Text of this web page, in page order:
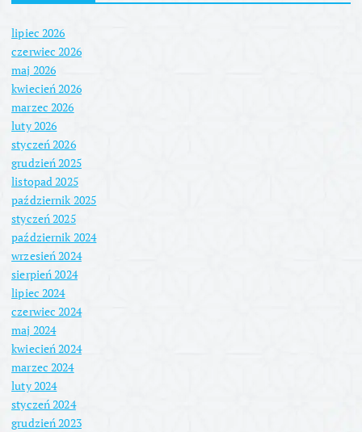
lipiec 2026
czerwiec 2026
maj 2026
kwiecień 2026
marzec 2026
luty 2026
styczeń 2026
grudzień 2025
listopad 2025
październik 2025
styczeń 2025
październik 2024
wrzesień 2024
sierpień 2024
lipiec 2024
czerwiec 2024
maj 2024
kwiecień 2024
marzec 2024
luty 2024
styczeń 2024
grudzień 2023